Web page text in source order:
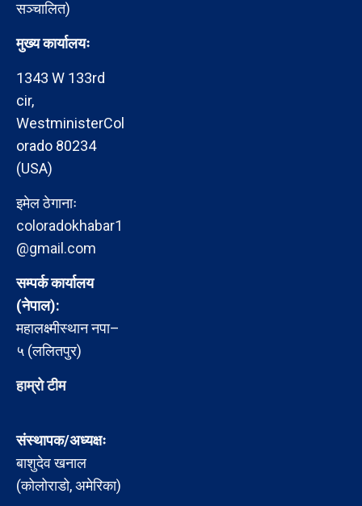
सञ्चालित)
मुख्य कार्यालयः
1343 W 133rd
cir,
WestministerCol
orado 80234
(USA)
इमेल ठेगानाः
coloradokhabar1
@gmail.com
सम्पर्क कार्यालय
(नेपाल):
महालक्ष्मीस्थान नपा–
५ (ललितपुर)
हाम्रो टीम
संस्थापक/अध्यक्षः
बाशुदेव खनाल
(कोलोराडो, अमेरिका)